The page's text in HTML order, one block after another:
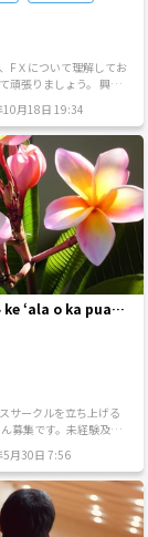
FＸについて理解してお
頑張りましょう。 興味
たい とかも語り合い
月18日 19:34
ke ʻala o ka pua p
サークルを立ち上げる
募集です。未経験及び
たいと思ってます😄
月30日 7:56